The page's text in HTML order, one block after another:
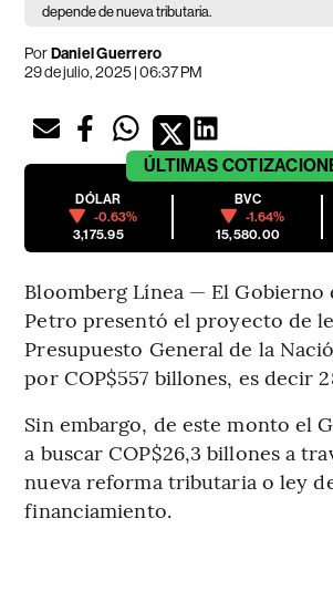
depende de nueva tributaria.
PorDaniel Guerrero
29 de julio, 2025 | 06:37 PM
ÚLTIMAS
DÓLAR
-0.63%
3,175.95
BVC
-1.64%
15,580.00
Bloomberg Línea — El Gobierno
Petro presentó el proyecto de
Presupuesto General de la
por COP$557 billones, es decir
Sin embargo, de este monto el
a buscar COP$26,3 billones a
nueva reforma tributaria o ley
financiamiento.